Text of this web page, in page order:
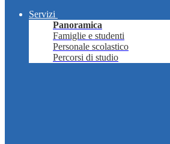
Servizi
Panoramica
Famiglie e studenti
Personale scolastico
Percorsi di studio